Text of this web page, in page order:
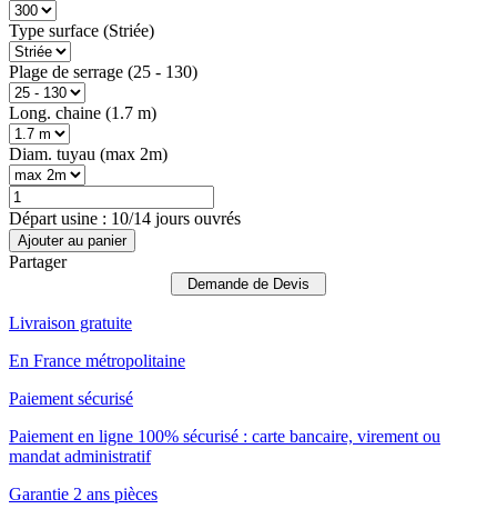
Type surface (Striée)
Plage de serrage (25 - 130)
Long. chaine (1.7 m)
Diam. tuyau (max 2m)
Départ usine : 10/14 jours ouvrés
Ajouter au panier
Partager
Demande de Devis
Livraison gratuite
En France métropolitaine
Paiement sécurisé
Paiement en ligne 100% sécurisé : carte bancaire, virement ou
mandat administratif
Garantie 2 ans pièces